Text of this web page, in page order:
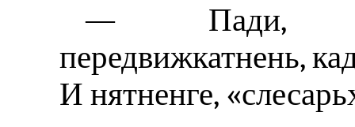
— Пади,
передвижкатнень,
И нятненге,